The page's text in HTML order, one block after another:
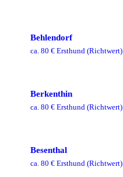
Behlendorf
ca. 80 € Ersthund (Richtwert)
Berkenthin
ca. 80 € Ersthund (Richtwert)
Besenthal
ca. 80 € Ersthund (Richtwert)